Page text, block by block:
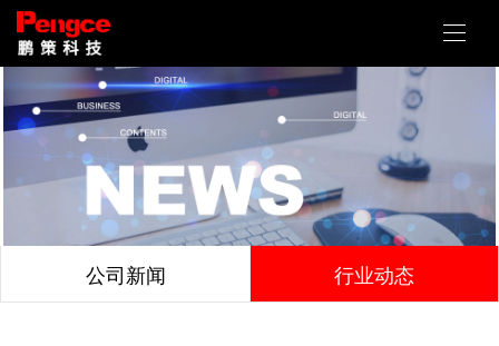
公司新闻 行业动态